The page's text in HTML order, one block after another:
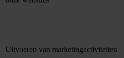
Uitvoeren van marketingactiviteiten